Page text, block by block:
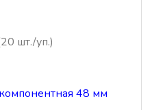
шт./уп.)
48 мм